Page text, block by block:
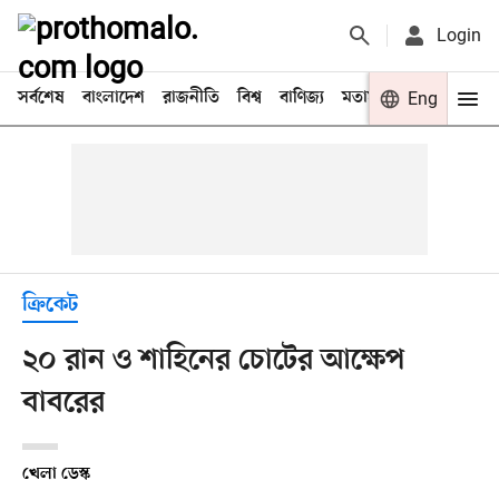
Login
সর্বশেষ বাংলাদেশ রাজনীতি বিশ্ব বাণিজ্য মতামত খেলা
Eng
ক্রিকেট
২০ রান ও শাহিনের চোটের আক্ষেপ
বাবরের
খেলা ডেস্ক